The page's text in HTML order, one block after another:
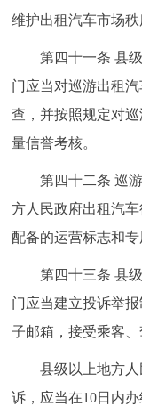
维护出租汽车市场秩
第四十一条 县级
门应当对巡游出租
查，并按照规定对
量信誉考核。
第四十二条 巡游
方人民政府出租汽
配备的运营标志和专
第四十三条 县级
门应当建立投诉举
子邮箱，接受乘客
县级以上地方人
诉，应当在10日内